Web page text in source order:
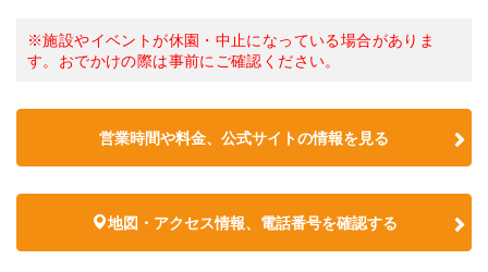
※施設やイベントが休園・中止になっている場合がありま
す。おでかけの際は事前にご確認ください。
営業時間や料金、公式サイトの情報を見る
地図・アクセス情報、電話番号を確認する